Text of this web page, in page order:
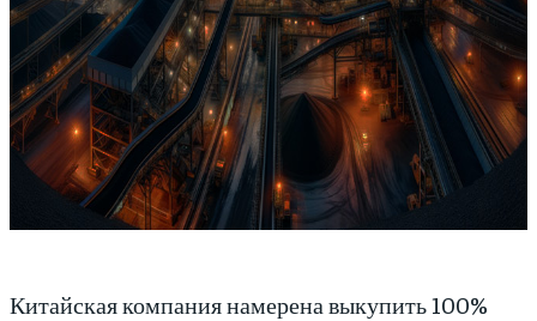
Китайская компания намерена выкупить 100%